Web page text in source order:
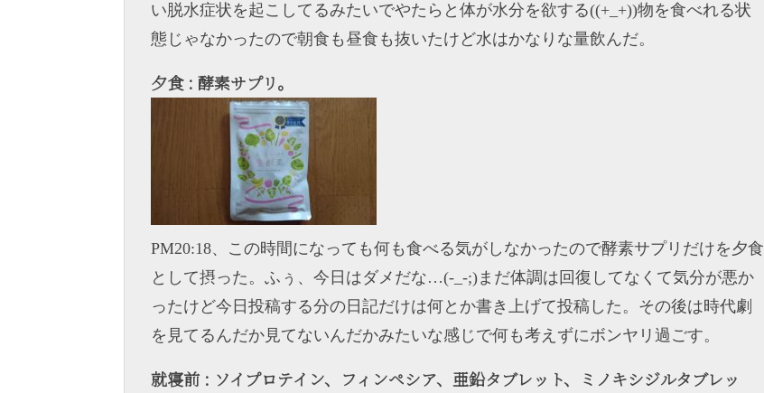
い脱水症状を起こしてるみたいでやたらと体が水分を欲する((+_+))物を食べれる状
態じゃなかったので朝食も昼食も抜いたけど水はかなりな量飲んだ。
夕食 : 酵素サプリ。
PM20:18、この時間になっても何も食べる気がしなかったので酵素サプリだけを夕食
として摂った。ふぅ、今日はダメだな…(-_-;)まだ体調は回復してなくて気分が悪か
ったけど今日投稿する分の日記だけは何とか書き上げて投稿した。その後は時代劇
を見てるんだか見てないんだかみたいな感じで何も考えずにボンヤリ過ごす。
就寝前 : ソイプロテイン、フィンペシア、亜鉛タブレット、ミノキシジルタブレッ